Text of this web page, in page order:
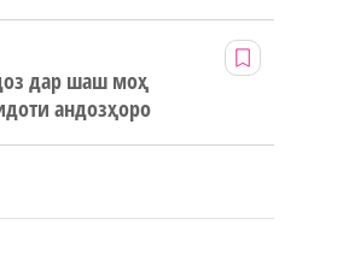
дар шаш моҳ
андозҳоро